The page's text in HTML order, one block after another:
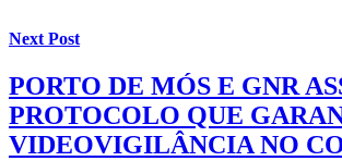
Next Post
PORTO DE MÓS E GNR
PROTOCOLO QUE
VIDEOVIGILÂNCIA NO